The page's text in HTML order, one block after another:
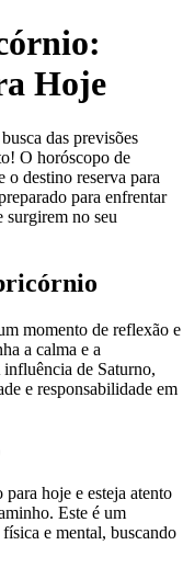
Hoje
das previsões
O horóscopo de
destino reserva para
para enfrentar
surgirem no seu
momento de reflexão e
a calma e a
de Saturno,
e responsabilidade em
hoje e esteja atento
Este é um
e mental, buscando